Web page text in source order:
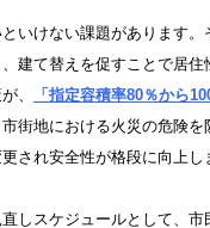
いけない課題があります
建て替えを促すことで居
、
「指定容積率80％から
街地における火災の危険
され安全性が格段に向上し
しスケジュールとして、